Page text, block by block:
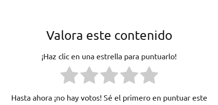
Valora este contenido
¡Haz clic en una estrella para puntuarlo!
Hasta ahora ¡no hay votos! Sé el primero en puntuar este